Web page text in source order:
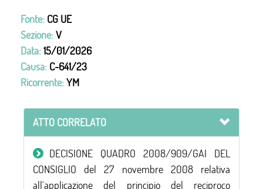
Fonte: CG UE
Sezione:V
Data:15/01/2026
Causa: C-641/23
Ricorrente:YM
ATTO CORRELATO
DECISIONE QUADRO 2008/909/GAI DEL
CONSIGLIO del 27 novembre 2008 relativa
all'applicazione del principio del reciproco